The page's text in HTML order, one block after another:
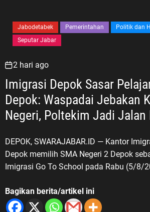
Jabodetabek Pemerintahan
Politik dan
Seputar Jabar
2 hari ago
Imigrasi Depok Sasar
Depok: Waspadai Jebakan
DEPOK, SWARAJABAR.ID — Kantor
Depok memilih SMA Negeri 2 Depok
Imigrasi Go To School pada Rabu (5/8/
Bagikan berita/artikel ini